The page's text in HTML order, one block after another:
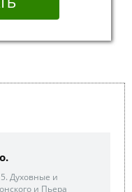
Духовные и
и Пьера